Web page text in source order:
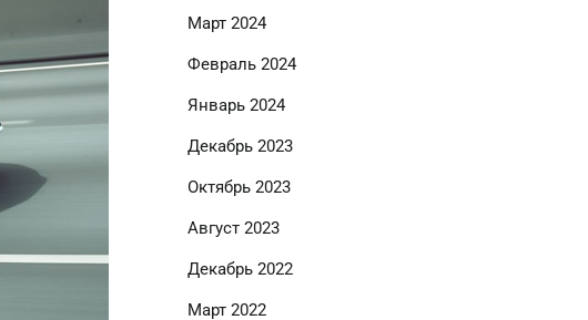
Март 2024
Февраль 2024
Январь 2024
Декабрь 2023
Октябрь 2023
Август 2023
Декабрь 2022
Март 2022